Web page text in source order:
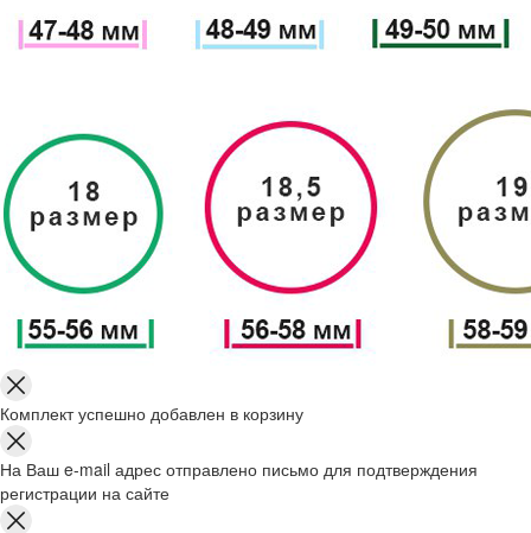
Комплект успешно добавлен в корзину
На Ваш e-mail адрес отправлено письмо для подтверждения
регистрации на сайте